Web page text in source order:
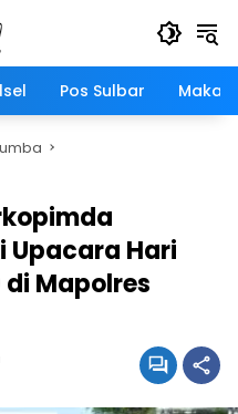
Pos Sulbar
Upacara Hari
Mapolres